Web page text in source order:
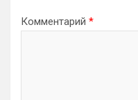
Комментарий *